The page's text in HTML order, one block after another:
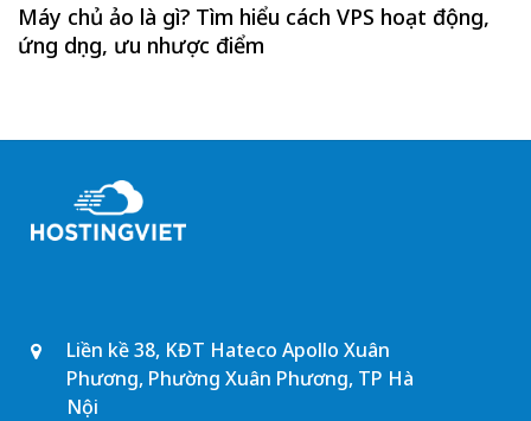
Máy chủ ảo là gì? Tìm hiểu cách VPS hoạt động,
ứng dụng, ưu nhược điểm
Liền kề 38, KĐT Hateco Apollo Xuân
Phương, Phường Xuân Phương, TP Hà
Nội